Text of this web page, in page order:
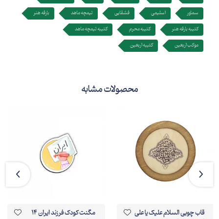
سماور
اسلیمی قشقایی تیمچه ماهد
بارقه هنر
کتیبه بارقه هنر
کتیبه محرم
کتیبه تیمچه ماهد
موکب اربعین
کتیبه اربعین
محصولات مشابه
قاب چوبی السلام علیک یا علی
مگنت کودک فرزند ایران 14